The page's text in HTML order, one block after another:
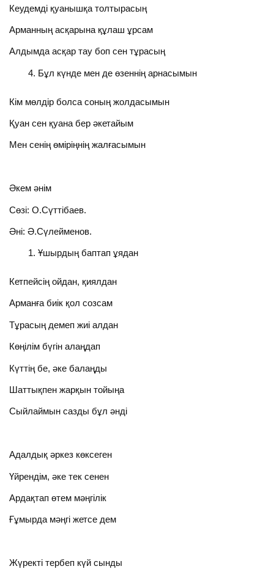
Кеудемді қуанышқа толтырасың
Арманның асқарына құлаш ұрсам
Алдымда асқар тау боп сен тұрасың
Бұл күнде мен де өзеннің арнасымын
Кім мөлдір болса соның жолдасымын
Қуан сен қуана бер әкетайым
Мен сенің өміріңнің жалғасымын
Әкем әнім
Сөзі: О.Сүттібаев.
Әні: Ә.Сүлейменов.
Ұшырдың баптап ұядан
Кетпейсің ойдан, қиялдан
Арманға биік қол созсам
Тұрасың демеп жиі алдан
Көңілім бүгін алаңдап
Күттің бе, әке балаңды
Шаттықпен жарқын тойыңа
Сыйлаймын сазды бұл әнді
Адалдық әркез көксеген
Үйрендім, әке тек сенен
Ардақтап өтем мәңгілік
Ғұмырда мәңгі жетсе дем
Жүректі тербеп күй сынды